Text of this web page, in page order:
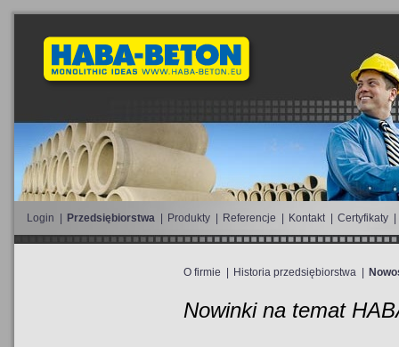
Login Przedsiębiorstwa Produkty Referencje Kontakt Certyfikaty
O firmie Historia przedsiębiorstwa
Nowinki na temat